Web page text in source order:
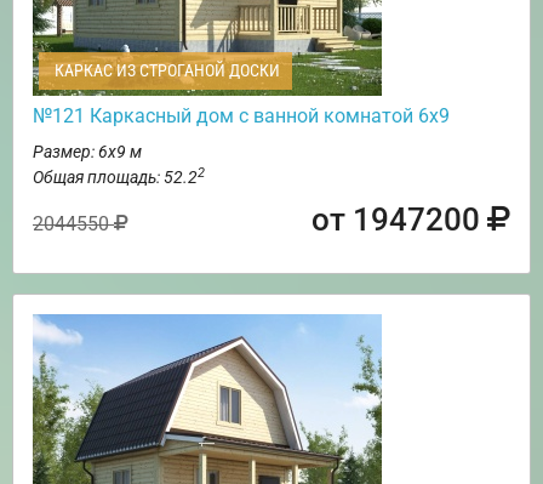
КАРКАС ИЗ СТРОГАНОЙ ДОСКИ
№121 Каркасный дом с ванной комнатой 6х9
Размер: 6х9 м
Общая площадь: 52.22
2044550 от 1947200